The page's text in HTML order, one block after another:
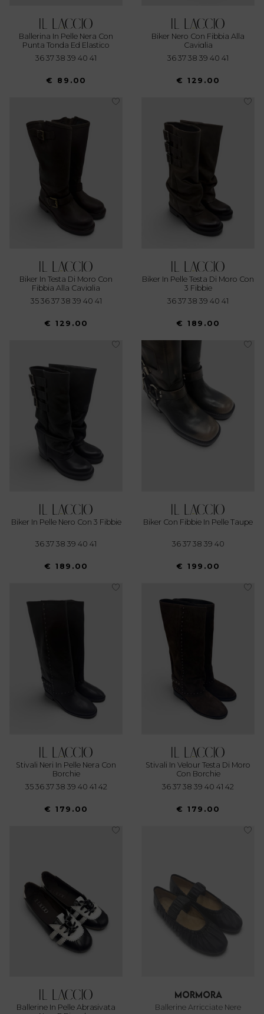
Ballerina In Pelle Nera Con
Punta Tonda Ed Elastico
36 37 38 39 40 41
€ 89.00
Biker Nero Con Fibbia Alla
Caviglia
36 37 38 39 40 41
€ 129.00
Biker In Testa Di Moro Con
Fibbia Alla Caviglia
35 36 37 38 39 40 41
€ 129.00
Biker In Pelle Testa Di Moro Con
3 Fibbie
36 37 38 39 40 41
€ 189.00
Biker In Pelle Nero Con 3 Fibbie
36 37 38 39 40 41
€ 189.00
Biker Con Fibbie In Pelle Taupe
36 37 38 39 40
€ 199.00
Stivali Neri In Pelle Nera Con
Borchie
35 36 37 38 39 40 41 42
€ 179.00
Stivali In Velour Testa Di Moro
Con Borchie
36 37 38 39 40 41 42
€ 179.00
Ballerine In Pelle Abrasivata
mormora
Ballerine Arricciate Nere